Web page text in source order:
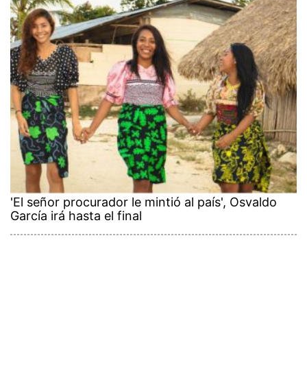
'El señor procurador le mintió al país', Osvaldo
García irá hasta el final